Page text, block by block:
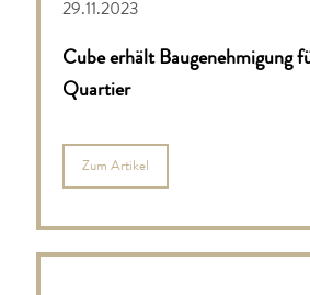
29.11.2023
Cube erhält Baugenehmigung
Quartier
Zum Artikel